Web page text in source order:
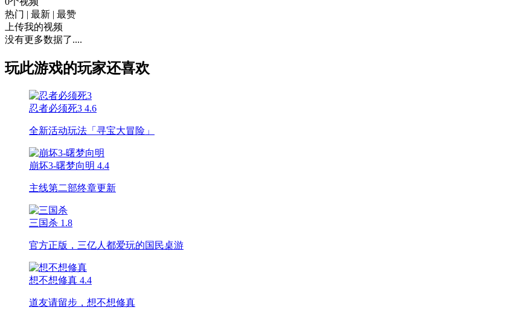
热门 | 最新 | 最赞
上传我的视频
没有更多数据了....
玩此游戏的玩家还喜欢
忍者必须死3 4.6
全新活动玩法「寻宝大冒险」
崩坏3-曙梦向明 4.4
主线第二部终章更新
三国杀 1.8
官方正版，三亿人都爱玩的国民桌游
想不想修真 4.4
道友请留步，想不想修真